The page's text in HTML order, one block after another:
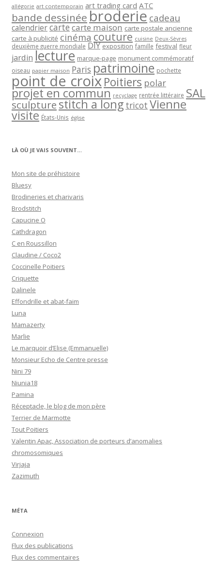
allégorie art contemporain art trading card ATC
bande dessinée broderie cadeau
calendriercartecarte maison carte postale ancienne
carte à publicité cinéma couture cuisine Deux-Sèvres
deuxième guerre mondiale DIY exposition famille festival fleur
jardin lecture marque-page monument commémoratif
oiseau papier maison Paris patrimoine pochette
point de croixPoitiers polar
projet en commun recyclage rentrée littéraire SAL
sculpturestitch a long tricot Vienne
visite États-Unis église
LÀ OÙ JE VAIS SOUVENT…
Mon site de préhistoire
Bluesy
Brodineries et charivaris
Brodstitch
Capucine O
Cathdragon
C en Roussillon
Claudine / Coco2
Coccinelle Poitiers
Criquette
Dalinele
Effondrille et abat-faim
Luna
Mamazerty
Marlie
Le marquoir d’Elise (Emmanuelle)
Monsieur Echo de Centre presse
Nini 79
Niunia18
Pamina
Réceptacle, le blog de mon père
Terrier de Marmotte
Tout Poitiers
Valentin Apac, Association de porteurs d’anomalies
chromosomiques
Virjaja
Zazimuth
MÉTA
Connexion
Flux des publications
Flux des commentaires